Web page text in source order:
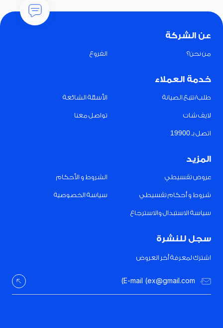
عن الشركة
من نحن؟ الفروع
خدمة العملاء
طلب/تتبع الصيانة الأسئلة الشائعة
لايف شات تواصل معنا
اتصل بـ 19900
المزيد
عروض تقسيطي الشروط و الأحكام
شروط و أحكام تقسيطي سياسة الخصوصية
سياسة الاستبدال والاسترجاع
سجل للنشرة
اشترك لمعرفة أخر العروض